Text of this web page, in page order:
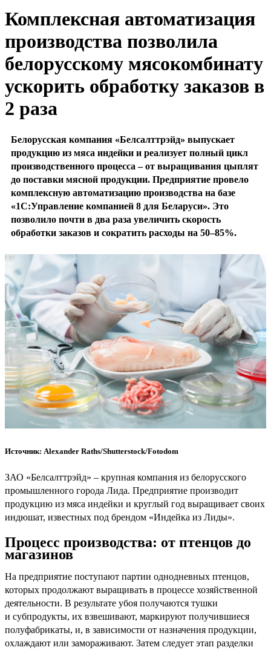
Комплексная автоматизация
производства позволила
белорусскому мясокомбинату
ускорить обработку заказов в
2 раза
Белорусская компания «Белсалттрэйд» выпускает
продукцию из мяса индейки и реализует полный цикл
производственного процесса – от выращивания цыплят
до поставки мясной продукции. Предприятие провело
комплексную автоматизацию производства на базе
«1С:Управление компанией 8 для Беларуси». Это
позволило почти в два раза увеличить скорость
обработки заказов и сократить расходы на 50–85%.
Источник: Alexander Raths/Shutterstock/Fotodom
ЗАО «Белсалттрэйд» – крупная компания из белорусского
промышленного города Лида. Предприятие производит
продукцию из мяса индейки и круглый год выращивает своих
индюшат, известных под брендом «Индейка из Лиды».
Процесс производства: от птенцов до
магазинов
На предприятие поступают партии однодневных птенцов,
которых продолжают выращивать в процессе хозяйственной
деятельности. В результате убоя получаются тушки
и субпродукты, их взвешивают, маркируют получившиеся
полуфабрикаты, и, в зависимости от назначения продукции,
охлаждают или замораживают. Затем следует этап разделки